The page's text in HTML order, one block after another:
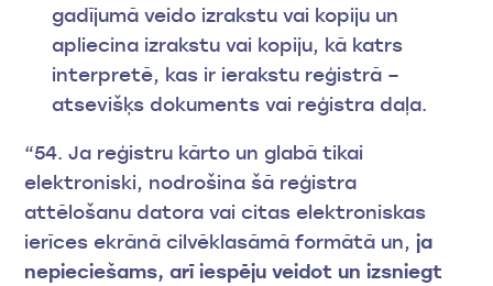
gadījumā veido izrakstu vai kopiju un
apliecina izrakstu vai kopiju, kā katrs
interpretē, kas ir ierakstu reģistrā –
atsevišķs dokuments vai reģistra daļa.
“54. Ja reģistru kārto un glabā tikai
elektroniski, nodrošina šā reģistra
attēlošanu datora vai citas elektroniskas
ierīces ekrānā cilvēklasāmā formātā un,ja
nepieciešams, arī iespēju veidot un izsniegt